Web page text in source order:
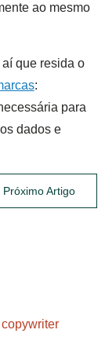
ao mesmo
que resida o
:
para
dados e
Próximo Artigo